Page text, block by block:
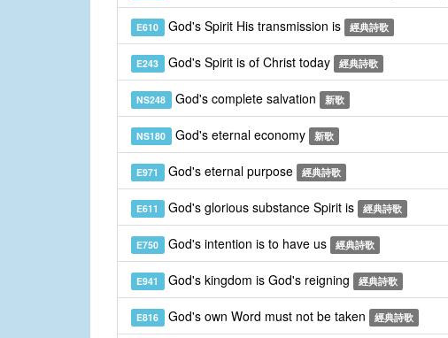
E610 God's Spirit His transmission is 經典詩歌
E243 God's Spirit is of Christ today 經典詩歌
NS248 God's complete salvation 新歌
NS180 God's eternal economy 新歌
E971 God's eternal purpose 經典詩歌
E611 God's glorious substance Spirit is 經典詩歌
E750 God's intention is to have us 經典詩歌
E941 God's kingdom is God's reigning 經典詩歌
E816 God's own Word must not be taken 經典詩歌